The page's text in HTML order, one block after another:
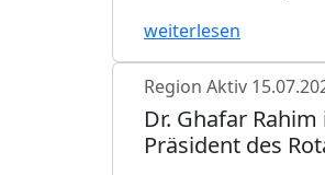
weiterlesen
Region Aktiv
Dr. Ghafar
Präsident des